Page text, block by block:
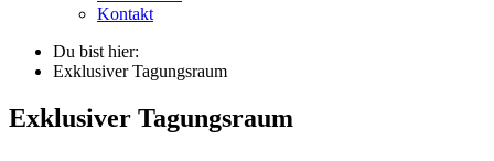
Kontakt
Du bist hier:
Exklusiver Tagungsraum
Exklusiver Tagungsraum